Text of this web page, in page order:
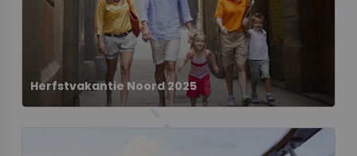
Herfstvakantie Noord 2025